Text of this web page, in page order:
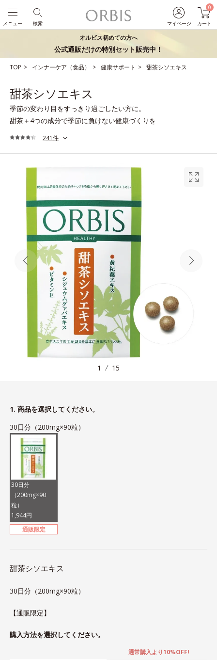
マイページ
0
カート
検索
メニュー
オルビス初めての方へ
公式通販だけの特別セット販売中！
TOP インナーケア（食品） 健康サポート 甜茶シソエキス
甜茶シソエキス
季節の変わり目をすっきり過ごしたい方に。
甜茶＋4つの成分で季節に負けない健康づくりを
241件
1 15
1. 商品を選択してください。
30日分（200mg×90粒）
30日分
（200mg×90
粒）
1,944円
通販限定
甜茶シソエキス
30日分（200mg×90粒）
【通販限定】
購入方法を選択してください。
通常購入より10%OFF!